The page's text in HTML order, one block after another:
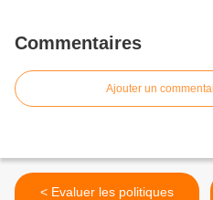
Commentaires
Ajouter un
< Evaluer les politiques